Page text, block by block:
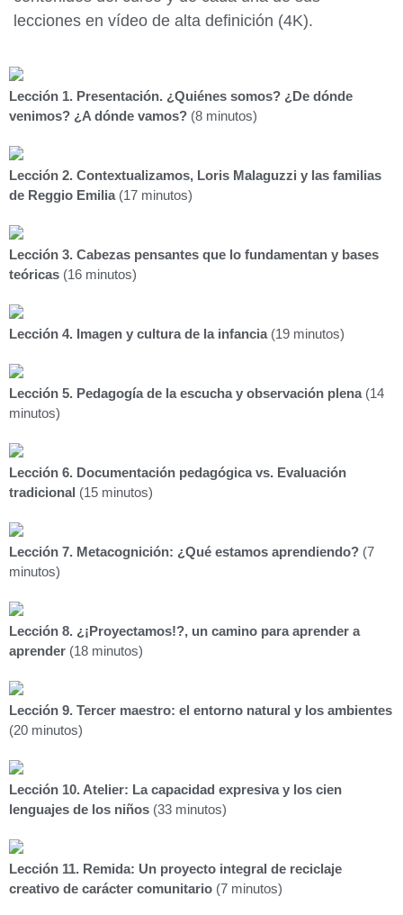
lecciones en vídeo de alta definición (4K).
Lección 1. Presentación. ¿Quiénes somos? ¿De dónde
venimos? ¿A dónde vamos? (8 minutos)
Lección 2. Contextualizamos, Loris Malaguzzi y las familias
de Reggio Emilia(17 minutos)
Lección 3. Cabezas pensantes que lo fundamentan y bases
teóricas (16 minutos)
Lección 4. Imagen y cultura de la infancia(19 minutos)
Lección 5. Pedagogía de la escucha y observación plena(14
minutos)
Lección 6. Documentación pedagógica vs. Evaluación
tradicional (15 minutos)
Lección 7. Metacognición: ¿Qué estamos aprendiendo? (7
minutos)
Lección 8. ¿¡Proyectamos!?, un camino para aprender a
aprender (18 minutos)
Lección 9. Tercer maestro: el entorno natural y los ambientes
(20 minutos)
Lección 10. Atelier: La capacidad expresiva y los cien
lenguajes de los niños (33 minutos)
Lección 11. Remida: Un proyecto integral de reciclaje
creativo de carácter comunitario (7 minutos)